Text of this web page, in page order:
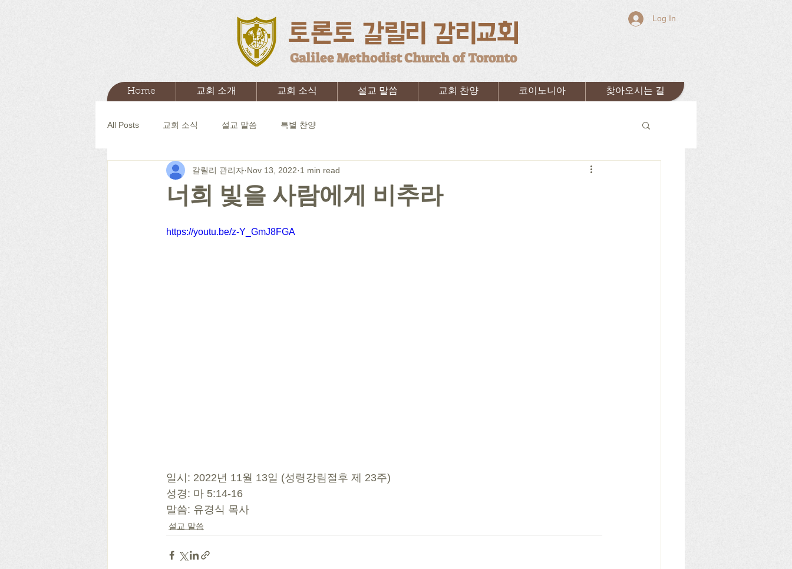
토론토 갈릴리 감리교회
Galilee Methodist Church of Toronto
Log In
Home 교회 소개 교회 소식 설교 말씀 교회 찬양 코이노니아 찾아오시는 길
All Posts 교회 소식 설교 말씀 특별 찬양
너희 빛을 사람에게 비추라
갈릴리 관리자 Nov 13, 2022 1 min read
https://youtu.be/z-Y_GmJ8FGA
일시: 2022년 11월 13일 (성령강림절후 제 23주)
성경: 마 5:14-16
말씀: 유경식 목사
설교 말씀